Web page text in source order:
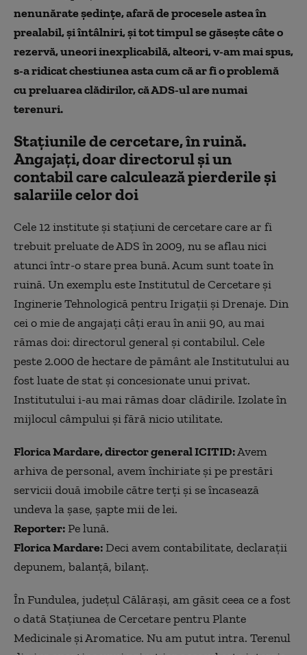
nenunărate ședințe, afară de procesele astea în
prealabil, și întâlniri, și tot timpul se găsește câte o
rezervă, uneori inexplicabilă, alteori, v-am mai spus,
s-a ridicat chestiunea asta cum că ar fi o problemă
cu preluarea clădirilor, că ADS-ul are numai
terenuri.
Stațiunile de cercetare, în ruină.
Angajați, doar directorul și un
contabil care calculează pierderile și
salariile celor doi
Cele 12 institute și stațiuni de cercetare care ar fi
trebuit preluate de ADS în 2009, nu se aflau nici
atunci într-o stare prea bună. Acum sunt toate în
ruină. Un exemplu este Institutul de Cercetare și
Inginerie Tehnologică pentru Irigații și Drenaje. Din
cei o mie de angajați câți erau în anii 90, au mai
rămas doi: directorul general și contabilul. Cele
peste 2.000 de hectare de pământ ale Institutului au
fost luate de stat și concesionate unui privat.
Institutului i-au mai rămas doar clădirile. Izolate în
mijlocul câmpului și fără nicio utilitate.
Florica Mardare, director general ICITID:Avem
arhiva de personal, avem închiriate și pe prestări
servicii două imobile către terți și se încasează
undeva la șase, șapte mii de lei.
Reporter:Pe lună.
Florica Mardare:Deci avem contabilitate, declarații
depunem, balanță, bilanț.
În Fundulea, județul Călărași, am găsit ceea ce a fost
o dată Stațiunea de Cercetare pentru Plante
Medicinale și Aromatice. Nu am putut intra. Terenul